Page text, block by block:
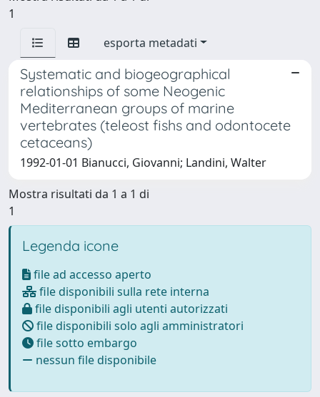
1
esporta metadati
Systematic and biogeographical
relationships of some Neogenic
Mediterranean groups of marine
vertebrates (teleost fishs and odontocete
cetaceans)
1992-01-01 Bianucci, Giovanni; Landini, Walter
Mostra risultati da 1 a 1 di
1
Legenda icone
file ad accesso aperto
file disponibili sulla rete interna
file disponibili agli utenti autorizzati
file disponibili solo agli amministratori
file sotto embargo
nessun file disponibile